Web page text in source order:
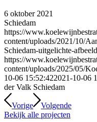
6 oktober 2021
Schiedam
https://
content/uploads/2021/10/
Schiedam-uitgelichte-
https://
content/uploads/2025/05/
10-06 15:52:422021-10-06
der Valk Schiedam
Vorige
Volgende
Bekijk alle projecten